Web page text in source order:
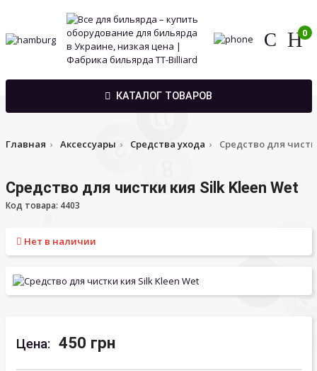
0
КАТАЛОГ ТОВАРОВ
Главная Аксессуары Средства ухода Средство для
Средство для чистки кия Silk Kleen Wet
Код товара: 4403
Нет в наличии
Цена: 450 грн